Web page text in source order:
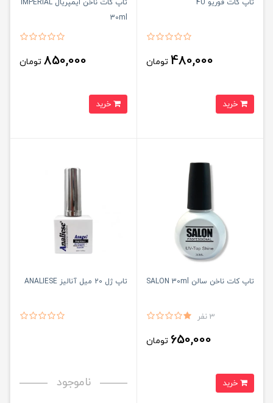
تاپ کات فوریو 4U
480,000 تومان
تاپ کات ناخن ایمپریال IMPERIAL
30ml
850,000 تومان
تاپ کات ناخن سالن SALON 30ml
3 نفر
650,000 تومان
تاپ ژل 20 میل آنالیز ANALIESE
ناموجود